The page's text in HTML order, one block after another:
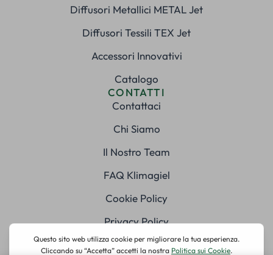
Diffusori Metallici METAL Jet
Diffusori Tessili TEX Jet
Accessori Innovativi
Catalogo
CONTATTI
Contattaci
Chi Siamo
Il Nostro Team
FAQ Klimagiel
Cookie Policy
Privacy Policy
SOCIAL